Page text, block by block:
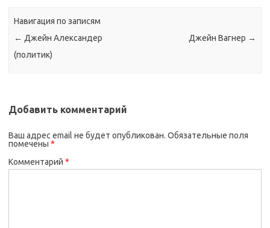
Навигация по записям
← Джейн Александер
(политик)
Джейн Вагнер →
Добавить комментарий
Ваш адрес email не будет опубликован. Обязательные поля
помечены *
Комментарий *